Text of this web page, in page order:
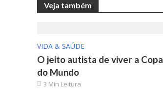
Veja também
VIDA & SAÚDE
O jeito autista de viver a Copa
do Mundo
3 Min Leitura